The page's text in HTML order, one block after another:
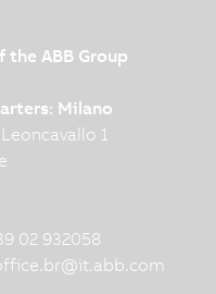
the ABB Group
Milano
1
02 932058
@it.abb.com